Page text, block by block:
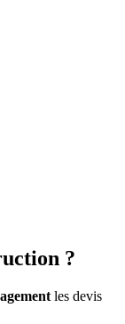
?
les devis